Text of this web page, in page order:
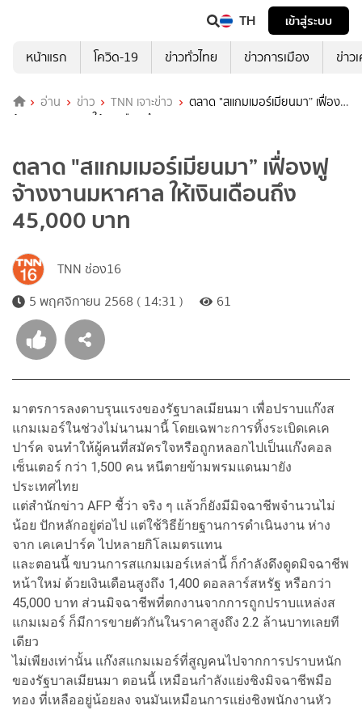
TH
เข้าสู่ระบบ
หน้าแรก
โควิด-19 ข่าวทั่วไทย ข่าวการเมือง ข่าว
อ่าน ข่าว TNN เจาะข่าว
ตลาด "สแกมเมอร์เมียนมา” เฟื่องฟู
จ้างงานมหาศาล ให้เงินเดือนถึง 45,000 บาท
ตลาด "สแกมเมอร์เมียนมา” เฟื่องฟู
จ้างงานมหาศาล ให้เงินเดือนถึง
45,000 บาท
TNN ช่อง16
5 พฤศจิกายน 2568 ( 14:31 )
61
มาตรการลงดาบรุนแรงของรัฐบาลเมียนมา เพื่อปราบแก๊งส
แกมเมอร์ในช่วงไม่นานมานี้ โดยเฉพาะการทิ้งระเบิดเคเค
ปาร์ค จนทำให้ผู้คนที่สมัครใจหรือถูกหลอกไปเป็นแก๊งคอล
เซ็นเตอร์ กว่า 1,500 คน หนีตายข้ามพรมแดนมายัง
ประเทศไทย
แต่สำนักข่าว AFP ชี้ว่า จริง ๆ แล้วก็ยังมีมิจฉาชีพจำนวนไม่
น้อย ปักหลักอยู่ต่อไป แต่ใช้วิธีย้ายฐานการดำเนินงาน ห่าง
จาก เคเคปาร์ค ไปหลายกิโลเมตรแทน
และตอนนี้ ขบวนการสแกมเมอร์เหล่านี้ ก็กำลังดึงดูดมิจฉาชีพ
หน้าใหม่ ด้วยเงินเดือนสูงถึง 1,400 ดอลลาร์สหรัฐ หรือกว่า
45,000 บาท ส่วนมิจฉาชีพที่ตกงานจากการถูกปราบแหล่งส
แกมเมอร์ ก็มีการขายตัวกันในราคาสูงถึง 2.2 ล้านบาทเลยที
เดียว
ไม่เพียงเท่านั้น แก๊งสแกมเมอร์ที่สูญคนไปจากการปราบหนัก
ของรัฐบาลเมียนมา ตอนนี้ เหมือนกำลังแย่งชิงมิจฉาชีพมือ
ทอง ที่เหลืออยู่น้อยลง จนมันเหมือนการแย่งชิงพนักงานหัว